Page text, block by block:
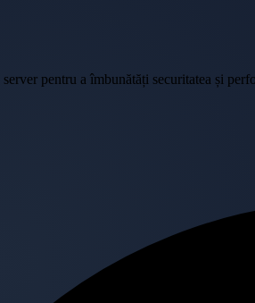
server pentru a îmbunătăți securitatea și